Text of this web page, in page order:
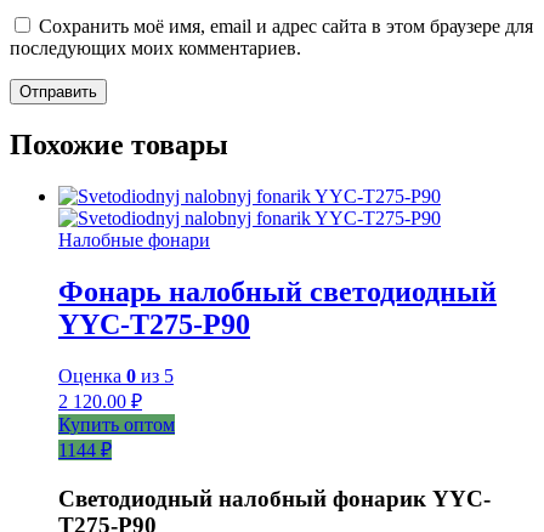
Сохранить моё имя, email и адрес сайта в этом браузере для
последующих моих комментариев.
Похожие товары
Налобные фонари
Фонарь налобный светодиодный
YYC-T275-P90
Оценка 0 из 5
2 120.00 ₽
Купить оптом
1144 ₽
Светодиодный налобный фонарик YYC-
T275-P90